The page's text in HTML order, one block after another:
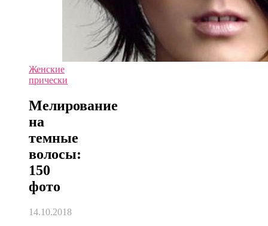
Женские
прически
Мелирование
на
темные
волосы:
150
фото
14.10.2018